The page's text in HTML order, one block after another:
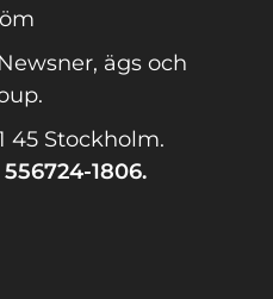
ägs och
45 Stockholm.
556724-1806.